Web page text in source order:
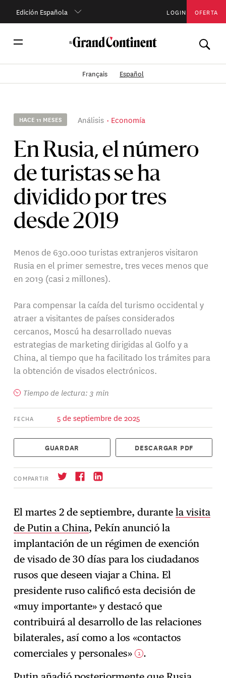
Edición Española LOGIN OFERTA
Français Español
HACE 11 MESES Análisis Economía
En Rusia, el número
de turistas se ha
dividido por tres
desde 2019
Menos de 630.000 turistas extranjeros visitaron
Rusia en el primer semestre, tres veces menos que
en 2019 (casi 2 millones).
Para compensar la caída del turismo occidental y
atraer a visitantes de países considerados
cercanos, Moscú ha desarrollado nuevas
estrategias de marketing dirigidas al Golfo y a
China, al tiempo que ha facilitado los trámites para
la obtención de visados electrónicos.
Tiempo de lectura: 3 min
FECHA 5 de septiembre de 2025
GUARDAR DESCARGAR PDF
COMPARTIR
→ Suscríbase
El martes 2 de septiembre, durantela visita
de Putin a China, Pekín anunció la
implantación de un régimen de exención
de visado de 30 días para los ciudadanos
rusos que deseen viajar a China. El
presidente ruso calificó esta decisión de
«muy importante» y destacó que
contribuirá al desarrollo de las relaciones
bilaterales, así como a los «contactos
comerciales y personales» 1 .